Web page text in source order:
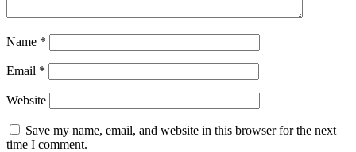
Name *
Email *
Website
Save my name, email, and website in this browser for the next
time I comment.